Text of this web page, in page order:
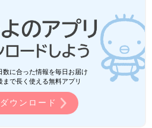
数に合った情報を毎日お届け
で長く使える無料アプリ
ウンロード